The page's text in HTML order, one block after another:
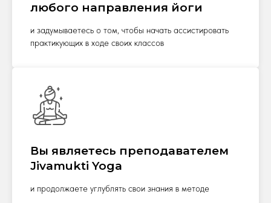
любого направления йоги
и задумываетесь о том, чтобы начать ассистировать
практикующих в ходе своих классов
Вы являетесь преподавателем
Jivamukti Yoga
и продолжаете углублять свои знания в методе